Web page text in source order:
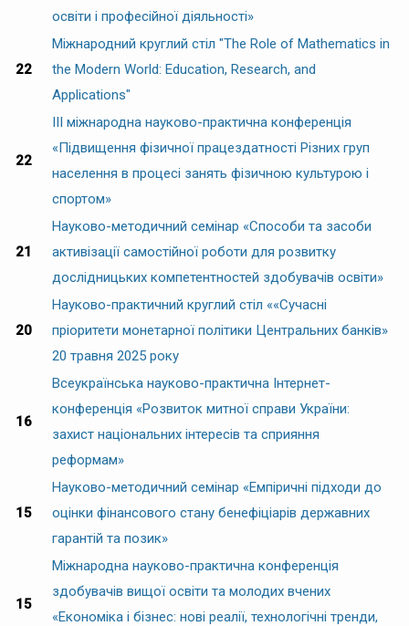
освіти і професійної діяльності»
22
Міжнародний круглий стіл "The Role of Mathematics in
the Modern World: Education, Research, and
Applications"
22
ІІІ міжнародна науково-практична конференція
«Підвищення фізичної працездатності Різних груп
населення в процесі занять фізичною культурою і
спортом»
21
Науково-методичний семінар «Способи та засоби
активізації самостійної роботи для розвитку
дослідницьких компетентностей здобувачів освіти»
20
Науково-практичний круглий стіл ««Сучасні
пріоритети монетарної політики Центральних банків»
20 травня 2025 року
16
Всеукраїнська науково-практична Інтернет-
конференція «Розвиток митної справи України:
захист національних інтересів та сприяння
реформам»
15
Науково-методичний семінар «Емпіричні підходи до
оцінки фінансового стану бенефіціарів державних
гарантій та позик»
15
Міжнародна науково-практична конференція
здобувачів вищої освіти та молодих вчених
«Економіка і бізнес: нові реалії, технологічні тренди,